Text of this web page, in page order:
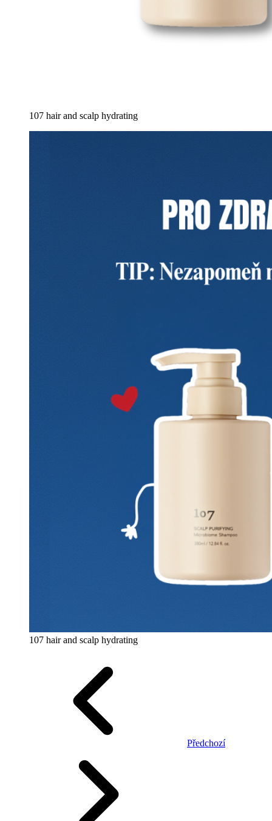
107 hair and scalp hydrating
107 hair and scalp hydrating
Předchozí